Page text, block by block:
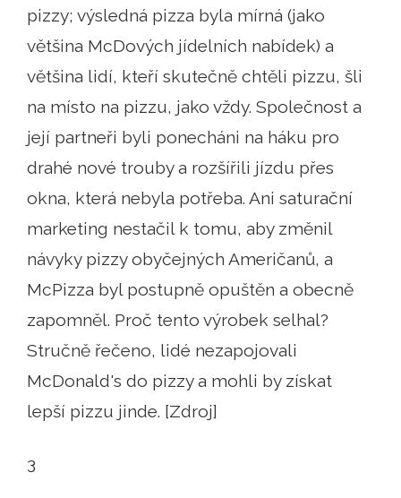
pizzy; výsledná pizza byla mírná (jako
většina McDových jídelních nabídek) a
většina lidí, kteří skutečně chtěli pizzu, šli
na místo na pizzu, jako vždy. Společnost a
její partneři byli ponecháni na háku pro
drahé nové trouby a rozšířili jízdu přes
okna, která nebyla potřeba. Ani saturační
marketing nestačil k tomu, aby změnil
návyky pizzy obyčejných Američanů, a
McPizza byl postupně opuštěn a obecně
zapomněl. Proč tento výrobek selhal?
Stručně řečeno, lidé nezapojovali
McDonald's do pizzy a mohli by získat
lepší pizzu jinde. [Zdroj]
3